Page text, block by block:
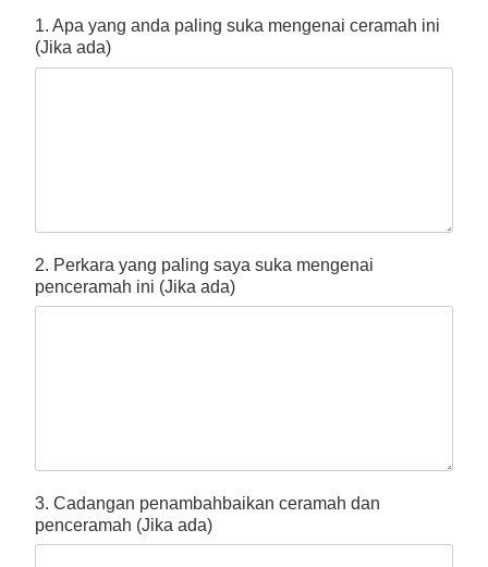
1. Apa yang anda paling suka mengenai ceramah ini
(Jika ada)
2. Perkara yang paling saya suka mengenai
penceramah ini (Jika ada)
3. Cadangan penambahbaikan ceramah dan
penceramah (Jika ada)